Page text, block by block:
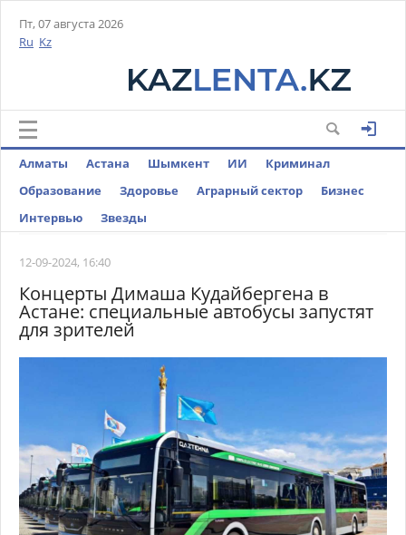
Пт, 07 августа 2026
Ru Kz
Алматы Астана Шымкент ИИ
Криминал
Образование
Здоровье Аграрный сектор
Бизнес
Интервью
Звезды
12-09-2024, 16:40
Концерты Димаша Кудайбергена в
Астане: специальные автобусы запустят
для зрителей